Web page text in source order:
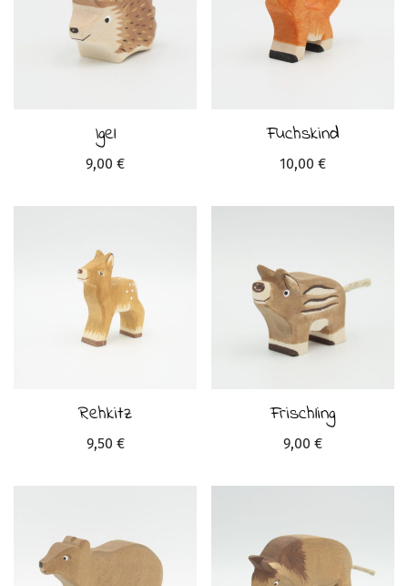
Igel
9,00 €
Fuchskind
10,00 €
Rehkitz
9,50 €
Frischling
9,00 €